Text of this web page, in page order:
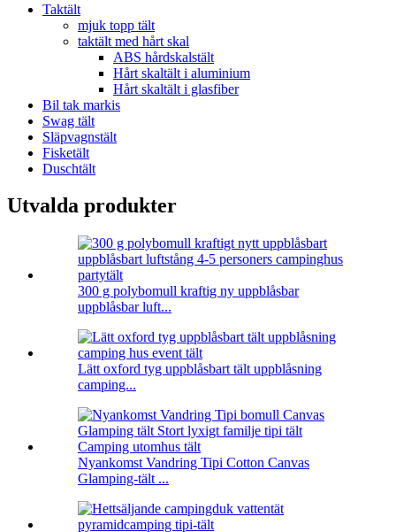
Taktält
mjuk topp tält
taktält med hårt skal
ABS hårdskalstält
Hårt skaltält i aluminium
Hårt skaltält i glasfiber
Bil tak markis
Swag tält
Släpvagnstält
Fisketält
Duschtält
Utvalda produkter
300 g polybomull kraftig ny uppblåsbar
uppblåsbar luft...
Lätt oxford tyg uppblåsbart tält uppblåsning
camping...
Nyankomst Vandring Tipi Cotton Canvas
Glamping-tält ...